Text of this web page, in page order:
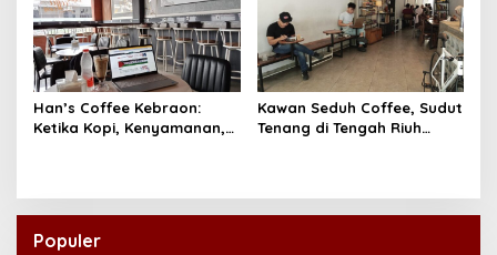
Han’s Coffee Kebraon:
Ketika Kopi, Kenyamanan,
Kawan Seduh Coffee, Sudut
Tenang di Tengah Riuh
Populer